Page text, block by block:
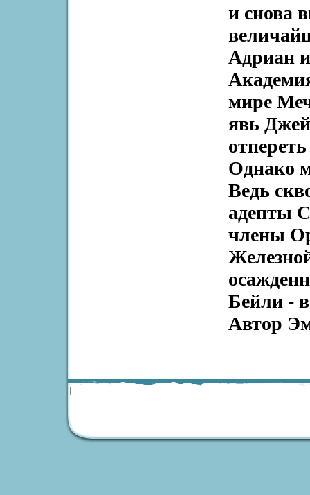
и снова
Адриан
мире
явь
Однако
Ведь
адепты
члены
Бейли -
Автор